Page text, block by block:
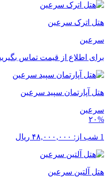
هتل اترک سرعین
سرعین
برای اطلاع از قیمت تماس
هتل آپارتمان سپید سرعین
سرعین
۲۰%
1 شب از: ۴۸,۰۰۰,۰۰۰ ریال
هتل آلتین سرعین